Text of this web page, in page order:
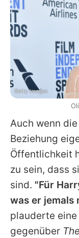
Auch wenn
Beziehung
Öffentlichkeit
zu sein, dass
sind. "Für
was er jemals
plauderte eine
gegenüber
Getty Images